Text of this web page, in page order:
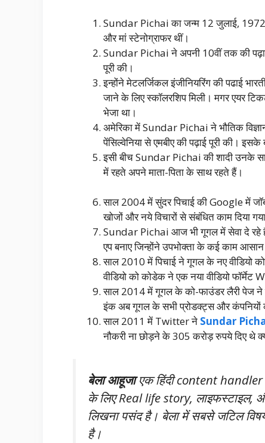
Sundar Pichai का जन्म 12 जुलाई, 1972
और मां स्टेनोग्राफर थीं।
Sundar Pichai ने अपनी 10वीं तक की पढ़ाई
पूरी की।
इन्होंने मेटलर्जिकल इंजीनियरिंग की पढाई
जाने के लिए स्कॉलरशिप मिली। मगर एयर
भेजा था।
अमेरिका में Sundar Pichai ने भौतिक
पेंसिल्वेनिया से एमबीए की पढ़ाई पूरी की।
इसी बीच Sundar Pichai की शादी उनके
में रहते अपने माता-पिता के साथ रहते हैं।
साल 2004 में सुंदर पिचाई की Google में
खोजों और नये विचारों से संबंधित काम दिया
Sundar Pichai आज भी गूगल में सेवा दे रहे
एप बनाए जिन्होंने उपभोक्ता के कई काम
साल 2010 में पिचाई ने गूगल के नए वीडियो
वीडियो को कोडेक ने एक नया वीडियो फॉर्मेट
साल 2014 में गूगल के को-फाउंडर लैरी पेज ने
इंक अब गूगल के सभी प्रोडक्ट्स और कंपनियों
साल 2011 में Twitter ने Sundar
नौकरी ना छोड़ने के 305 करोड़ रुपये दिए थे
बेला आहूजाएक हिंदी content handler
के लिए Real life story, लाइफस्टाइल,
लिखना पसंद है। बेला में सबसे जटिल
है।